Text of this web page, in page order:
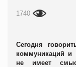
1740
Сегодня
коммуникаций и
не имеет